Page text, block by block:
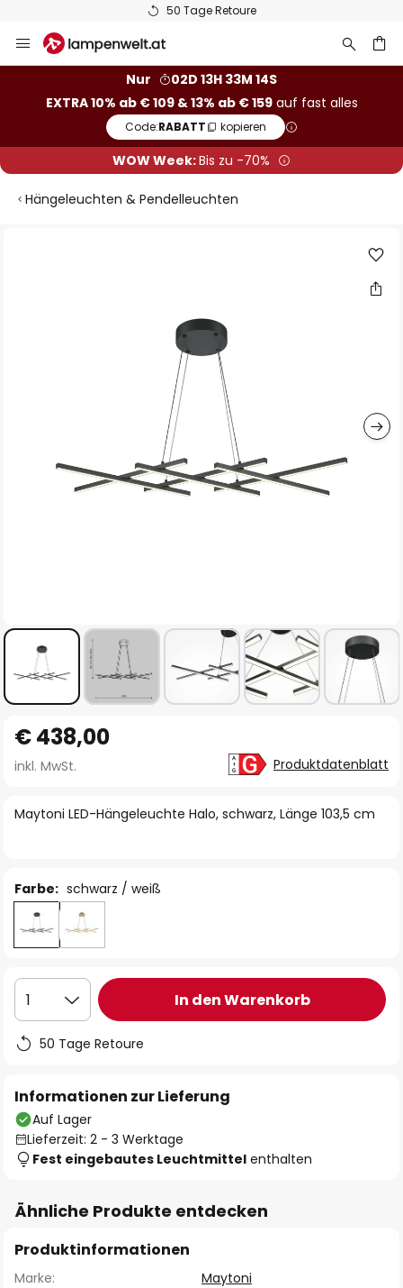
50 Tage Retoure
Inhalt
Nur
02D 13H 33M 14S
EXTRA 10% ab € 109 & 13% ab € 159auf fast alles
Code:RABATT kopieren
WOW Week:Bis zu -70%
Hängeleuchten & Pendelleuchten
Anfang
der
springen
Maytoni LED-Hängeleuchte Halo, schwarz, Länge 103,5 cm
€ 438,00
inkl. MwSt. Produktdatenblatt
Farbe: schwarz / weiß
1 In den Warenkorb
50 Tage Retoure
Informationen zur Lieferung
Auf Lager
Lieferzeit: 2 - 3 Werktage
Fest eingebautes Leuchtmittel enthalten
Ähnliche Produkte entdecken
Produktinformationen
Marke:
Maytoni